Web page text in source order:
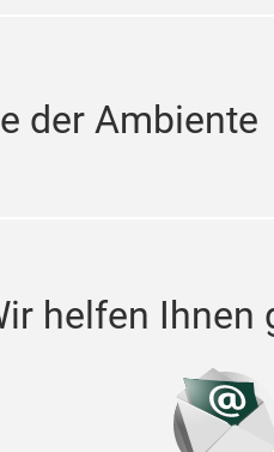
der Ambiente
helfen Ihnen